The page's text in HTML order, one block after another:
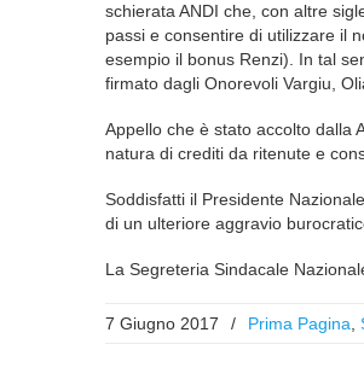
schierata ANDI che, con altre
passi e consentire di utilizzare il
esempio il bonus Renzi). In tal
firmato dagli Onorevoli Vargiu,
Appello che è stato accolto dalla
natura di crediti da ritenute e
Soddisfatti il Presidente
di un ulteriore aggravio
La Segreteria Sindacale
7 Giugno 2017 / Prima Pagina